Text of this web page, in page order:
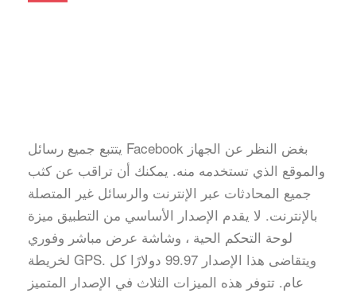
يتتبع جميع رسائل Facebook بغض النظر عن الجهاز
والموقع الذي تستخدمه منه. يمكنك أن تراقب عن كثب
جميع المحادثات عبر الإنترنت والرسائل غير المتصلة
بالإنترنت. لا يقدم الإصدار الأساسي من التطبيق ميزة
لوحة التحكم الحية ، وشاشة عرض مباشر وفوري
لخريطة GPS. ويتقاضى هذا الإصدار 99.97 دولارًا كل
عام. تتوفر هذه الميزات الثلاث في الإصدار المتميز